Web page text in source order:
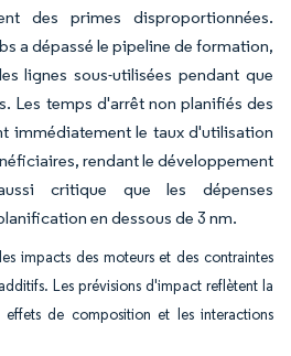
des primes disproportionnées.
a dépassé le pipeline de formation,
lignes sous-utilisées pendant que
Les temps d'arrêt non planifiés des
immédiatement le taux d'utilisation
rendant le développement
critique que les dépenses
en dessous de 3 nm.
impacts des moteurs et des contraintes
Les prévisions d'impact reflètent la
effets de composition et les interactions